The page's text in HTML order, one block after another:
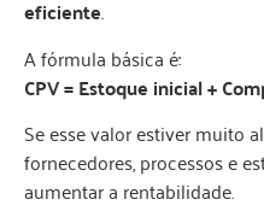
eficiente.
A fórmula básica é:
CPV = Estoque inicial +
Se esse valor estiver muito
fornecedores, processos e
aumentar a rentabilidade.